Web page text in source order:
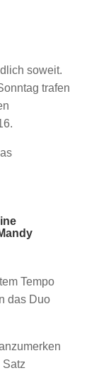
soweit.
trafen
Tempo
das Duo
Satz